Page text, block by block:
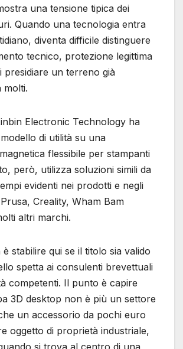
una tensione tipica dei
Quando una tecnologia entra
diventa difficile distinguere
tecnico, protezione legittima
presidiare un terreno già
molti.
Electronic Technology ha
di utilità su una
flessibile per stampanti
però, utilizza soluzioni simili da
evidenti nei prodotti e negli
Creality, Wham Bam
altri marchi.
stabilire qui se il titolo sia valido
spetta ai consulenti brevettuali
competenti. Il punto è capire
3D desktop non è più un settore
un accessorio da pochi euro
oggetto di proprietà industriale,
si trova al centro di una